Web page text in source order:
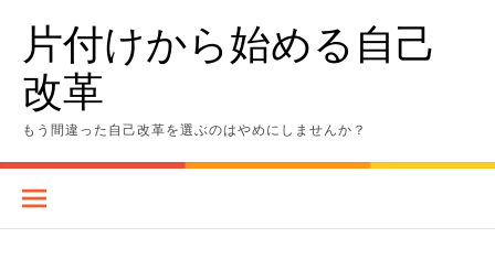
content片付けから始める自己
改革
もう間違った自己改革を選ぶのはやめにしませんか？